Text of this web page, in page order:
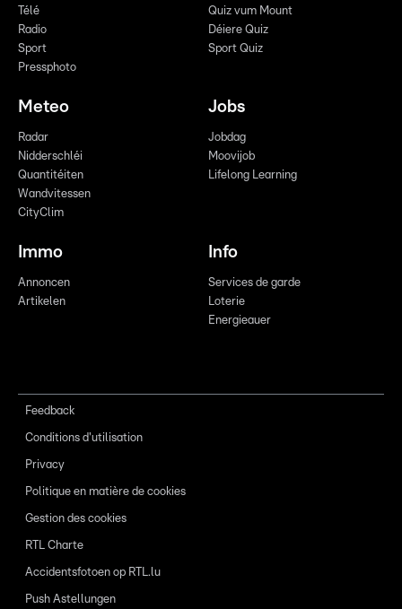
Télé
Radio
Sport
Pressphoto
Quiz vum Mount
Déiere Quiz
Sport Quiz
Meteo
Radar
Nidderschléi
Quantitéiten
Wandvitessen
CityClim
Jobs
Jobdag
Moovijob
Lifelong Learning
Immo
Annoncen
Artikelen
Info
Services de garde
Loterie
Energieauer
Feedback
Conditions d'utilisation
Privacy
Politique en matière de cookies
Gestion des cookies
RTL Charte
Accidentsfotoen op RTL.lu
Push Astellungen